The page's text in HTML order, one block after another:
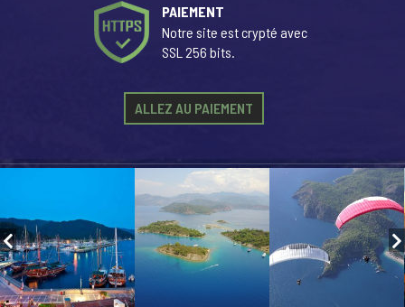
PAIEMENT
Notre site est crypté avec
SSL 256 bits.
ALLEZ AU PAIEMENT